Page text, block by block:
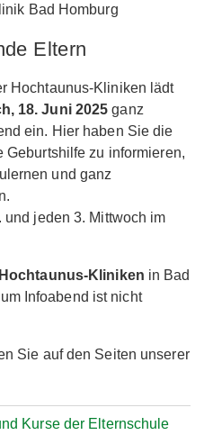
Bad Homburg
Eltern
Hochtaunus-Kliniken lädt
18. Juni 2025ganz
ein. Hier haben Sie die
Geburtshilfe zu informieren,
und ganz
und jeden 3. Mittwoch im
Kliniken in Bad
Infoabend ist nicht
Sie auf den Seiten unserer
Kurse der Elternschule